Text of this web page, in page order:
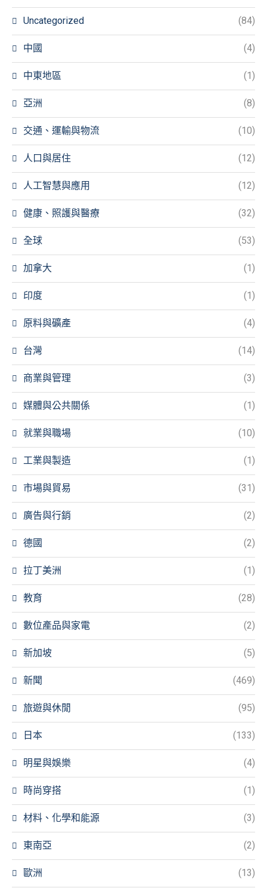
Uncategorized (84)
中國 (4)
中東地區 (1)
亞洲 (8)
交通、運輸與物流 (10)
人口與居住 (12)
人工智慧與應用 (12)
健康、照護與醫療 (32)
全球 (53)
加拿大 (1)
印度 (1)
原料與礦產 (4)
台灣 (14)
商業與管理 (3)
媒體與公共關係 (1)
就業與職場 (10)
工業與製造 (1)
市場與貿易 (31)
廣告與行銷 (2)
德國 (2)
拉丁美洲 (1)
教育 (28)
數位產品與家電 (2)
新加坡 (5)
新聞 (469)
旅遊與休閒 (95)
日本 (133)
明星與娛樂 (4)
時尚穿搭 (1)
材料、化學和能源 (3)
東南亞 (2)
歐洲 (13)